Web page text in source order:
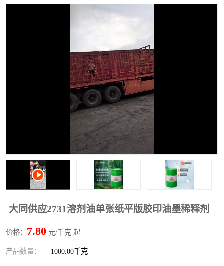
大同供应2731溶剂油单张纸平版胶印油墨稀释剂
价格： 7.80 元/千克 起
产品数量： 1000.00千克
46+68号化妆级白油